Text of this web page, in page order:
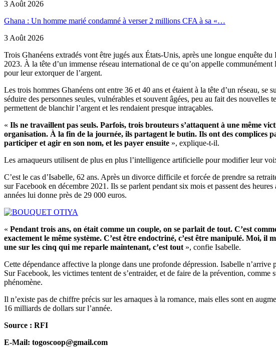
3 Août 2026
Ghana : Un homme marié condamné à verser 2 millions CFA à sa «…
3 Août 2026
Trois Ghanéens extradés vont être jugés aux États-Unis, après une longue enquête
2023. À la tête d’un immense réseau international de ce qu’on appelle
pour leur extorquer de l’argent.
Les trois hommes Ghanéens ont entre 36 et 40 ans et étaient à la tête d’un réseau, se
séduire des personnes seules, vulnérables et souvent âgées, peu au fait des
permettent de blanchir l’argent et les rendaient presque intraçables.
« Ils ne travaillent pas seuls. Parfois, trois brouteurs s’attaquent à une même
organisation. À la fin de la journée, ils partagent le butin. Ils ont des complices
participer et agir en son nom, et les payer ensuite », explique-t-il.
Les arnaqueurs utilisent de plus en plus l’intelligence artificielle pour modifier leur
C’est le cas d’Isabelle, 62 ans. Après un divorce difficile et forcée de prendre sa
sur Facebook en décembre 2021. Ils se parlent pendant six mois et passent des
années lui donne près de 29 000 euros.
« Pendant trois ans, on était comme un couple, on se parlait de tout. C’est
exactement le même système. C’est être endoctriné, c’est être manipulé. Moi, il
une sur les cinq qui me reparle maintenant, c’est tout », confie Isabelle.
Cette dépendance affective la plonge dans une profonde dépression. Isabelle
Sur Facebook, les victimes tentent de s’entraider, et de faire de la prévention, comme
phénomène.
Il n’existe pas de chiffre précis sur les arnaques à la romance, mais elles sont en
16 milliards de dollars sur l’année.
Source : RFI
E-Mail: togoscoop@gmail.com